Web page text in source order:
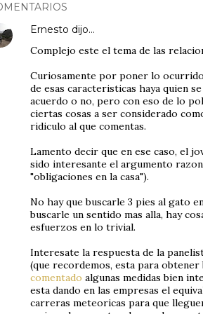
Ernesto dijo…
Complejo este el tema de las
Curiosamente por poner lo
de esas caracteristicas haya quien
acuerdo o no, pero con eso de lo
ciertas cosas a ser considerado
ridiculo al que comentas.
Lamento decir que en ese caso, el
sido interesante el argumento
"obligaciones en la casa").
No hay que buscarle 3 pies al gato
buscarle un sentido mas alla, hay
esfuerzos en lo trivial.
Interesate la respuesta de la
(que recordemos, esta para
comentado algunas medidas bien
esta dando en las empresas el
carreras meteoricas para que